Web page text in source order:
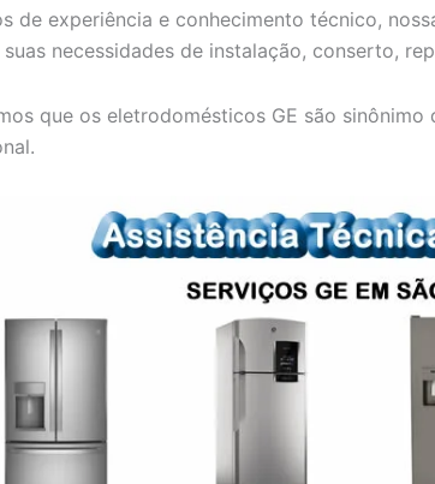
de experiência e conhecimento técnico,
necessidades de instalação, conserto,
que os eletrodomésticos GE são